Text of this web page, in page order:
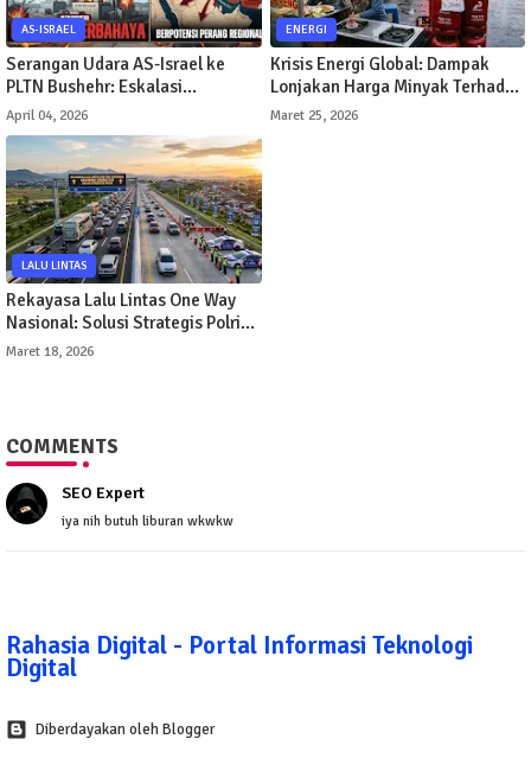
AS-ISRAEL
Serangan Udara AS-Israel ke
PLTN Bushehr: Eskalasi
Berbahaya di Timur Tengah
April 04, 2026
ENERGI
Krisis Energi Global: Dampak
Lonjakan Harga Minyak Terhadap
Perekonomian Indonesia
Maret 25, 2026
LALU LINTAS
Rekayasa Lalu Lintas One Way
Nasional: Solusi Strategis Polri
Hadapi Lonjakan Arus Mudik
Maret 18, 2026
COMMENTS
SEO Expert
iya nih butuh liburan wkwkw
Rahasia Digital - Portal Informasi Teknologi
Digital
Diberdayakan oleh Blogger